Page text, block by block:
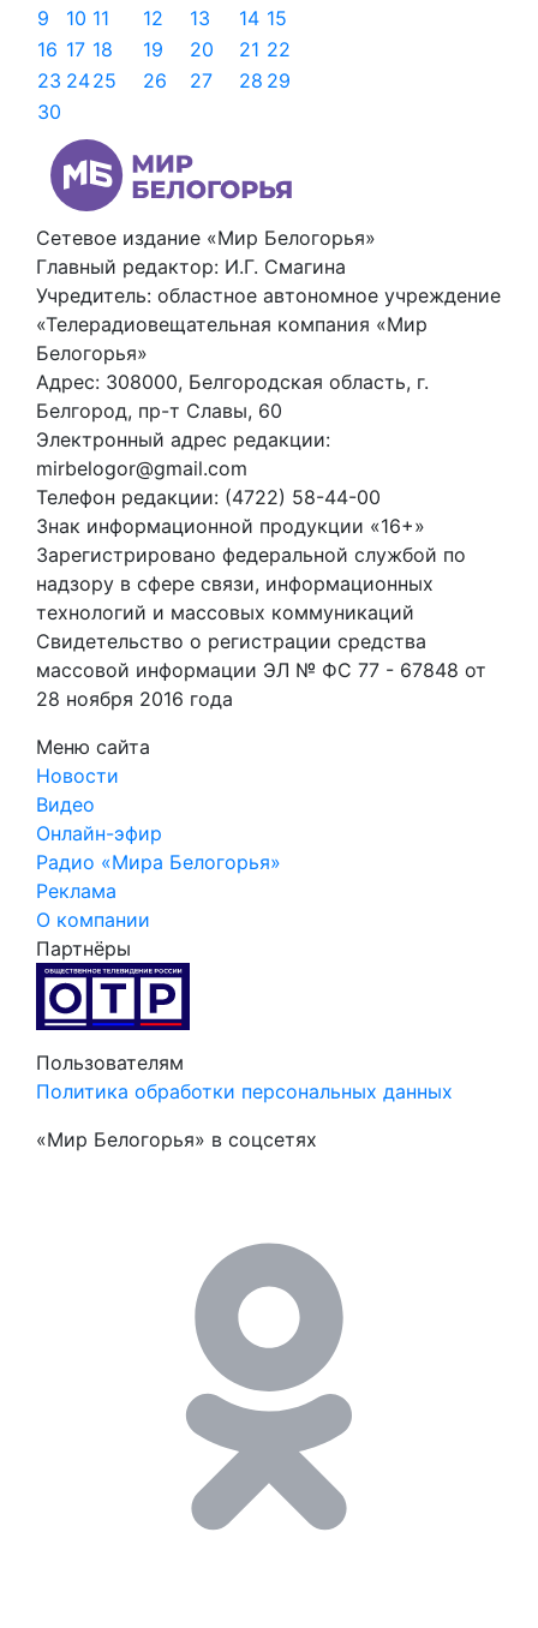
9
10 11 12 13 14 15
16 17 18 19 20 21 22
23 2425 26 27 28 29
30
Сетевое издание «Мир Белогорья»
Главный редактор: И.Г. Смагина
Учредитель: областное автономное учреждение
«Телерадиовещательная компания «Мир
Белогорья»
Адрес: 308000, Белгородская область, г.
Белгород, пр-т Славы, 60
Электронный адрес редакции:
mirbelogor@gmail.com
Телефон редакции: (4722) 58-44-00
Знак информационной продукции «16+»
Зарегистрировано федеральной службой по
надзору в сфере связи, информационных
технологий и массовых коммуникаций
Свидетельство о регистрации средства
массовой информации ЭЛ № ФС 77 - 67848 от
28 ноября 2016 года
Меню сайта
Новости
Видео
Онлайн-эфир
Радио «Мира Белогорья»
Реклама
О компании
Партнёры
Пользователям
Политика обработки персональных данных
«Мир Белогорья» в соцсетях